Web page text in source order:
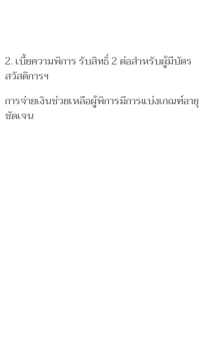
2. เบี้ยความพิการ รับสิทธิ์ 2 ต่อสำหรับผู้มีบัตร
สวัสดิการฯ
การจ่ายเงินช่วยเหลือผู้พิการมีการแบ่งเกณฑ์อายุ
ชัดเจน